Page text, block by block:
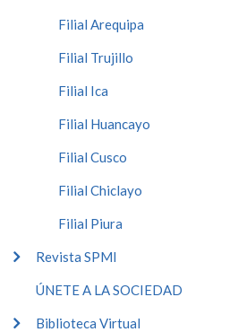
Filial Arequipa
Filial Trujillo
Filial Ica
Filial Huancayo
Filial Cusco
Filial Chiclayo
Filial Piura
Revista SPMI
ÚNETE A LA SOCIEDAD
Biblioteca Virtual